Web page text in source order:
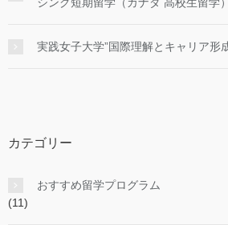
シング短期留学（カナダ 高校生留学）
実践女子大学”国際理解とキャリア形
カテゴリー
おすすめ留学プログラム
(11)